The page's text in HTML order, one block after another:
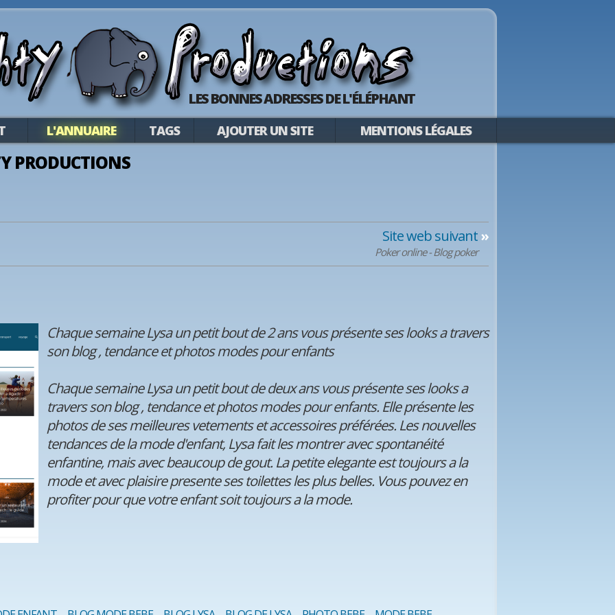
LES BONNES ADRESSES DE L'ÉLÉPHANT
L'ANNUAIRE TAGS AJOUTER UN SITE MENTIONS LÉGALES
PRODUCTIONS
Site web suivant»
Poker online - Blog poker
Chaque semaine Lysa un petit bout de 2 ans vous présente ses looks a travers
son blog , tendance et photos modes pour enfants
Chaque semaine Lysa un petit bout de deux ans vous présente ses looks a
travers son blog , tendance et photos modes pour enfants. Elle présente les
photos de ses meilleures vetements et accessoires préférées. Les nouvelles
tendances de la mode d'enfant, Lysa fait les montrer avec spontanéité
enfantine, mais avec beaucoup de gout. La petite elegante est toujours a la
mode et avec plaisire presente ses toilettes les plus belles. Vous pouvez en
profiter pour que votre enfant soit toujours a la mode.